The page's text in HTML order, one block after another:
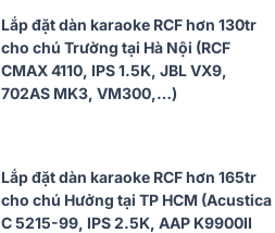
Lắp đặt dàn karaoke RCF hơn 130tr
cho chú Trường tại Hà Nội (RCF
CMAX 4110, IPS 1.5K, JBL VX9,
702AS MK3, VM300,…)
Lắp đặt dàn karaoke RCF hơn 165tr
cho chú Hưởng tại TP HCM (Acustica
C 5215-99, IPS 2.5K, AAP K9900II